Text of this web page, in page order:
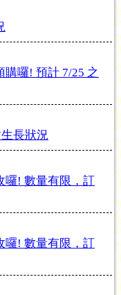
購囉! 預計 7/25 之
長狀況
囉! 數量有限，訂
囉! 數量有限，訂